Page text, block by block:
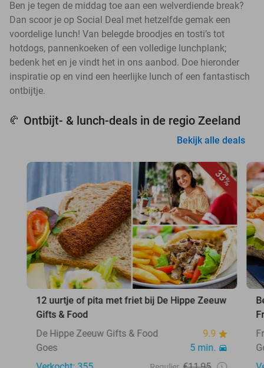
Ben je tegen de middag toe aan een welverdiende break?
Dan scoor je op Social Deal met hetzelfde gemak een
voordelige lunch! Van belegde broodjes en tosti’s tot
hotdogs, pannenkoeken of een volledige lunchplank;
bedenk het en je vindt het in ons aanbod. Doe hieronder
inspiratie op en vind een heerlijke lunch of een fantastisch
ontbijtje.
🥐 Ontbijt- & lunch-deals in de regio Zeeland
Bekijk alle deals
33%
12 uurtje of pita met friet bij De Hippe Zeeuw
Gifts & Food
De Hippe Zeeuw Gifts & Food
9.9
Goes
5 min.